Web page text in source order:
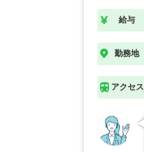
給与
勤務地
アクセス